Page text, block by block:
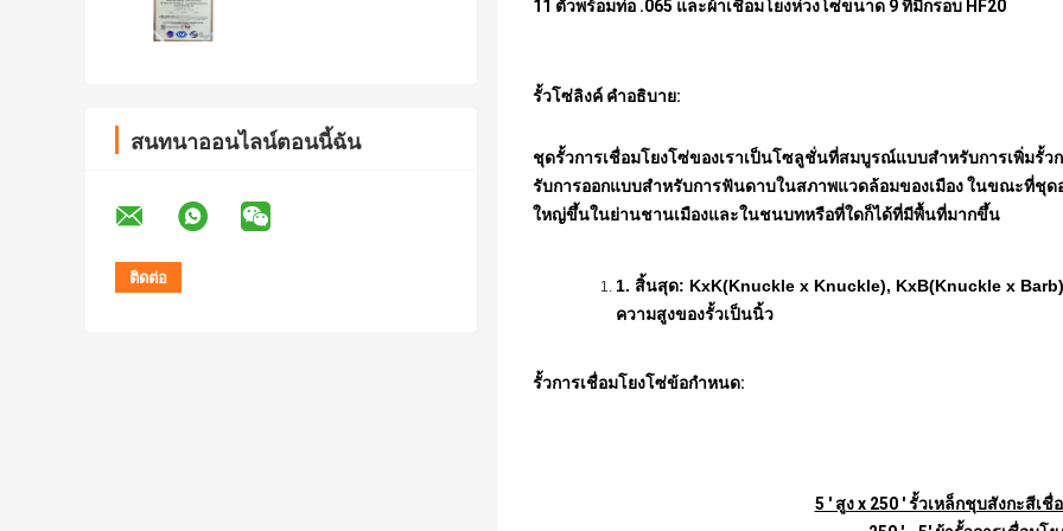
สนทนาออนไลน์ตอนนี้ฉัน
11 ตัวพร้อมท่อ .065 และผ้าเชื่อมโยงห่วงโซ่ขนาด 9 ที่มีกรอบ HF20
รั้วโซ่ลิงค์ คำอธิบาย:
ชุดรั้วการเชื่อมโยงโซ่ของเราเป็นโซลูชั่นที่สมบูรณ์แบบสำหรับการเพิ่มรั้
รับการออกแบบสำหรับการฟันดาบในสภาพแวดล้อมของเมือง ในขณะที่ชุ
ใหญ่ขึ้นในย่านชานเมืองและในชนบทหรือที่ใดก็ได้ที่มีพื้นที่มากขึ้น
1. สิ้นสุด: KxK(Knuckle x Knuckle), KxB(Knuckle x
ความสูงของรั้วเป็นนิ้ว
รั้วการเชื่อมโยงโซ่ข้อกำหนด:
5 ' สูง x 250 ' รั้วเหล็กชุบสังกะสีเชื่